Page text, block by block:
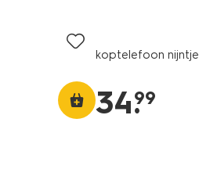
koptelefoon nijntje
34.
99